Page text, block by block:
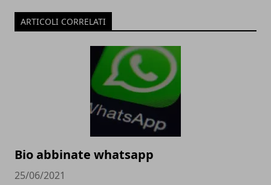
ARTICOLI CORRELATI
Bio abbinate whatsapp
25/06/2021